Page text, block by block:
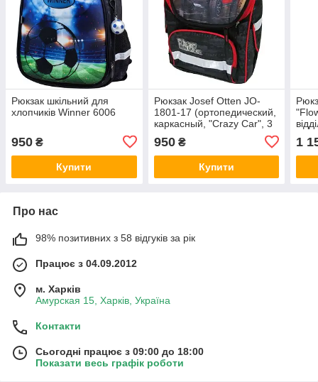
Рюкзак шкільний для
хлопчиків Winner 6006
950 ₴
Купити
Рюкзак Josef Otten JO-
1801-17 (ортопедический,
каркасный, "Crazy Car", 3
отделения, 39*29*16 см.)
950₴
Купити
1
Про нас
98% позитивних з 58 відгуків за рік
Працює з 04.09.2012
м. Харків
Амурская 15, Харків, Україна
Контакти
Сьогодні працює з 09:00 до 18:00
Показати весь графік роботи